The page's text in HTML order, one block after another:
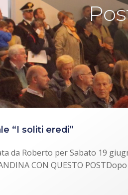
“I soliti eredi”
da Roberto per Sabato 19
CON QUESTO